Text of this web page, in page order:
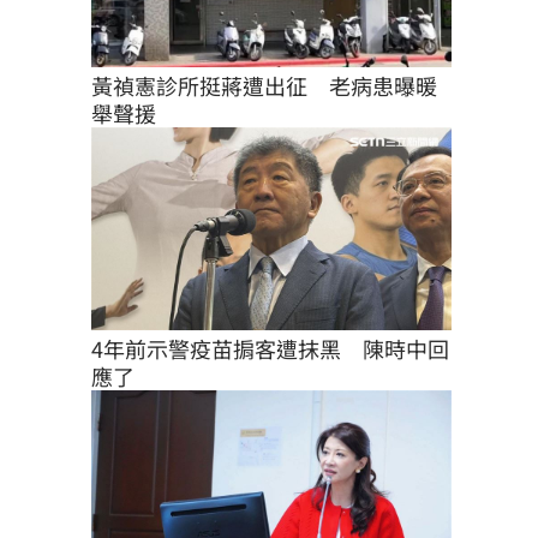
黃禎憲診所挺蔣遭出征　老病患曝暖
舉聲援
4年前示警疫苗掮客遭抹黑　陳時中回
應了